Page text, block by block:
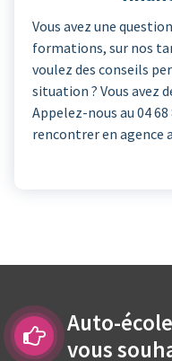
Vous avez une
formations, sur nos
voulez des conseils
situation ? Vous avez
Appelez-nous au 04 68
rencontrer en agence
Auto-
vous